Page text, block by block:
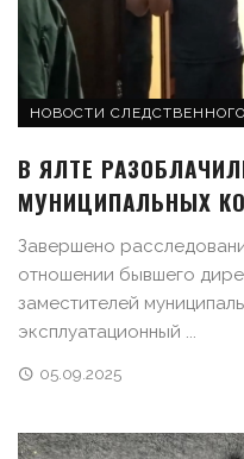
НОВОСТИ
В ЯЛТЕ
МУНИЦИПАЛЬНЫХ
Завершено
отношении бывшего
заместителей
эксплуатационный ...
05.09.2025